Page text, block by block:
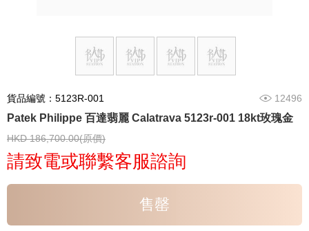
貨品編號：5123R-001 12496
Patek Philippe 百達翡麗 Calatrava 5123r-001 18kt玫瑰金
HKD 186,700.00(原價)
請致電或聯繫客服諮詢
售罄